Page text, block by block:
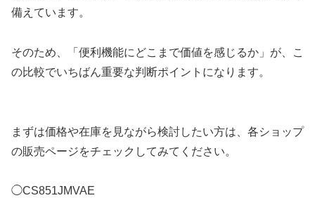
備えています。
そのため、「便利機能にどこまで価値を感じるか」が、こ
の比較でいちばん重要な判断ポイントになります。
まずは価格や在庫を見ながら検討したい方は、各ショップ
の販売ページをチェックしてみてください。
◯CS851JMVAE